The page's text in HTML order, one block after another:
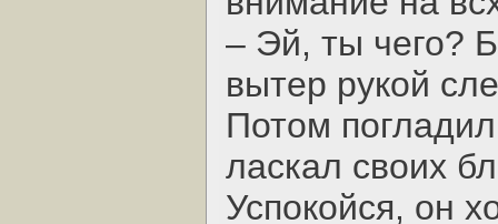
– Эй, ты чего?
вытер рукой
Потом
ласкал своих
Успокойся, он